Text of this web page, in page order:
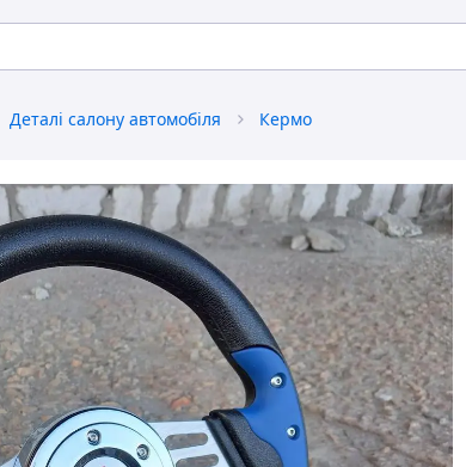
Деталі салону автомобіля Кермо